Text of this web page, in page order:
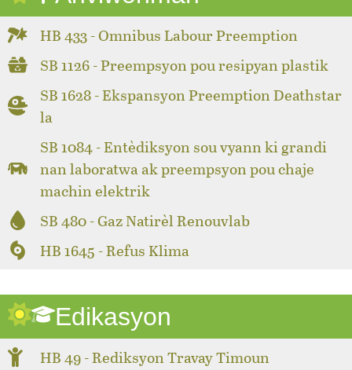
HB 433 - Omnibus Labour Preemption
SB 1126 - Preempsyon pou resipyan plastik
SB 1628 - Ekspansyon Preemption Deathstar
la
SB 1084 - Entèdiksyon sou vyann ki grandi
nan laboratwa ak preempsyon pou chaje
machin elektrik
SB 480 - Gaz Natirèl Renouvlab
HB 1645 - Refus Klima
Edikasyon
HB 49 - Rediksyon Travay Timoun